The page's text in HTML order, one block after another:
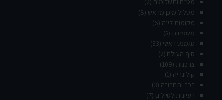
מסלול מוכן מראש (8)
מקומות לינה (6)
משפחות (5)
סגמנט ראשי (33)
סוף העולם (2)
צרכנות (109)
קולינריה (1)
רכב ותחבורה (3)
רעיונות לטיולים (7)